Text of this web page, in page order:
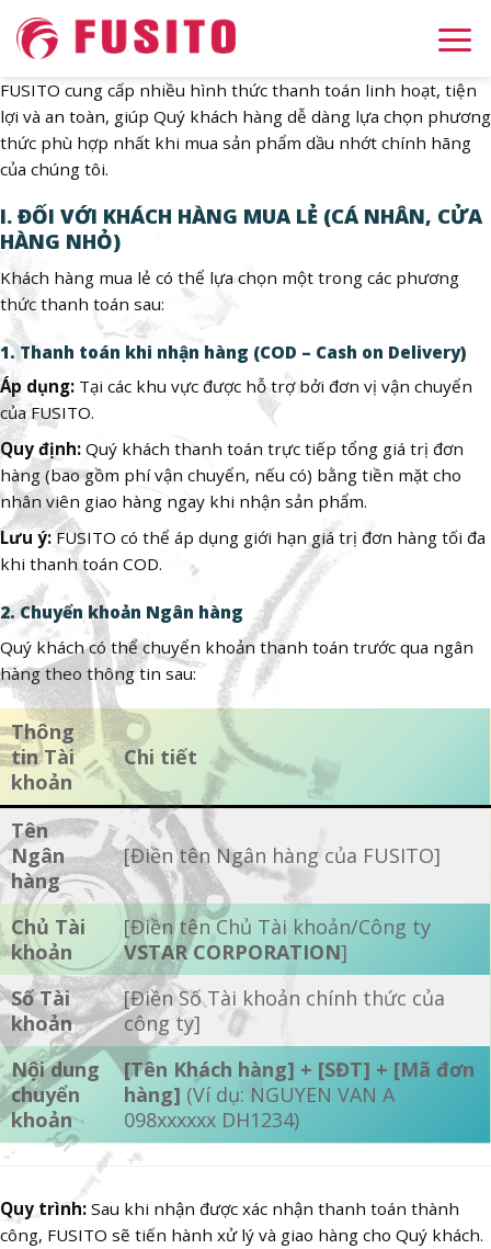
Skip
content
FUSITO cung cấp nhiều hình thức thanh toán linh hoạt, tiện
lợi và an toàn, giúp Quý khách hàng dễ dàng lựa chọn phương
thức phù hợp nhất khi mua sản phẩm dầu nhớt chính hãng
của chúng tôi.
I. ĐỐI VỚI KHÁCH HÀNG MUA LẺ (CÁ NHÂN, CỬA
HÀNG NHỎ)
Khách hàng mua lẻ có thể lựa chọn một trong các phương
thức thanh toán sau:
1. Thanh toán khi nhận hàng (COD – Cash on Delivery)
Áp dụng: Tại các khu vực được hỗ trợ bởi đơn vị vận chuyển
của FUSITO.
Quy định: Quý khách thanh toán trực tiếp tổng giá trị đơn
hàng (bao gồm phí vận chuyển, nếu có) bằng tiền mặt cho
nhân viên giao hàng ngay khi nhận sản phẩm.
Lưu ý: FUSITO có thể áp dụng giới hạn giá trị đơn hàng tối đa
khi thanh toán COD.
2. Chuyển khoản Ngân hàng
Quý khách có thể chuyển khoản thanh toán trước qua ngân
hàng theo thông tin sau:
Thông
tin Tài
khoản
Chi tiết
Tên
Ngân
hàng
[Điền tên Ngân hàng của FUSITO]
Chủ Tài
khoản
[Điền tên Chủ Tài khoản/Công ty
VSTAR CORPORATION]
Số Tài
khoản
[Điền Số Tài khoản chính thức của
công ty]
Nội dung
chuyển
khoản
[Tên Khách hàng] + [SĐT] + [Mã đơn
hàng] (Ví dụ: NGUYEN VAN A
098xxxxxx DH1234)
Quy trình: Sau khi nhận được xác nhận thanh toán thành
công, FUSITO sẽ tiến hành xử lý và giao hàng cho Quý khách.